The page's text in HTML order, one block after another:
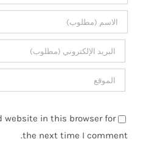
website in this browser for
the next time I comment.